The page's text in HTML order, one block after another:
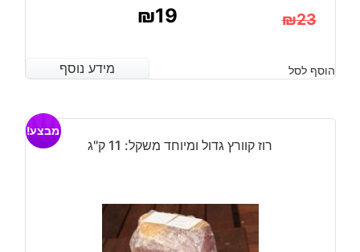
₪23
המקורי
₪19
הנוכחי
מידע נוסף הוסף לסל מידע נוסף
רוז קוורץ גדול ומיוחד משקל: 11 ק"ג
מבצע!